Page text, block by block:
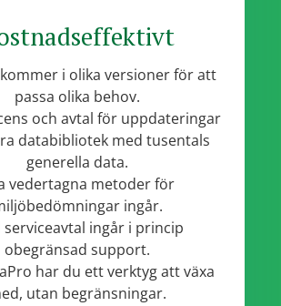
i olika versioner för att
passa olika behov.
och avtal för uppdateringar
databibliotek med tusentals
generella data.
vedertagna metoder för
ingår.
serviceavtal ingår i princip
obegränsad support.
har du ett verktyg att växa
utan begränsningar.